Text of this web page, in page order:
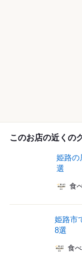
このお店の近くの
姫路の
選
食
姫路市
8選
食